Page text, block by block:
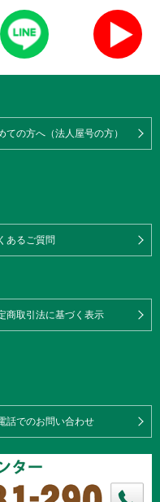
ての方へ（法人屋号の方）
あるご質問
商取引法に基づく表示
話でのお問い合わせ